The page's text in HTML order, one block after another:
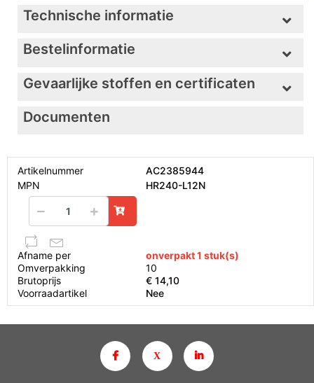
Technische informatie
Bestelinformatie
Gevaarlijke stoffen en certificaten
Documenten
Artikelnummer
AC2385944
MPN
HR240-L12N
Afname per
onverpakt 1 stuk(s)
Omverpakking
10
Brutoprijs
€ 14,10
Voorraadartikel
Nee